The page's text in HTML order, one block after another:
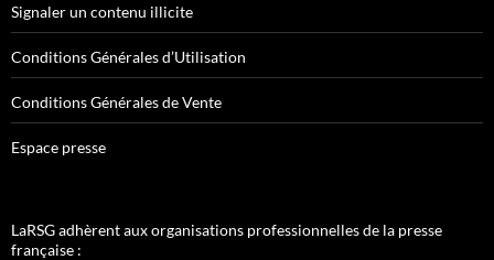
Signaler un contenu illicite
Conditions Générales d’Utilisation
Conditions Générales de Vente
Espace presse
LaRSG adhèrent aux organisations professionnelles de la presse
française :